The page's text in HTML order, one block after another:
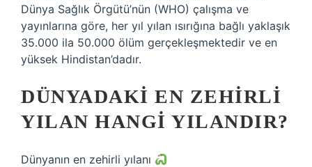
Dünya Sağlık Örgütü’nün (WHO) çalışma ve
yayınlarına göre, her yıl yılan ısırığına bağlı yaklaşık
35.000 ila 50.000 ölüm gerçekleşmektedir ve en
yüksek Hindistan’dadır.
DÜNYADAKI EN ZEHIRLI
YILAN HANGI YILANDIR?
Dünyanın en zehirli yılanı